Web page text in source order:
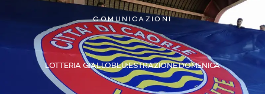
COMUNICAZIONI
LOTTERIA GIALLOBLU:ESTRAZIONE DOMENICA